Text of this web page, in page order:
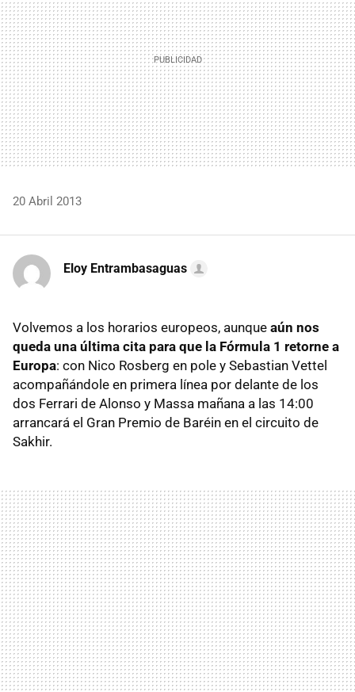
20 Abril 2013
Eloy Entrambasaguas
Volvemos a los horarios europeos, aunque aún nos
queda una última cita para que la Fórmula 1 retorne a
Europa: con Nico Rosberg en pole y Sebastian Vettel
acompañándole en primera línea por delante de los
dos Ferrari de Alonso y Massa mañana a las 14:00
arrancará el Gran Premio de Baréin en el circuito de
Sakhir.